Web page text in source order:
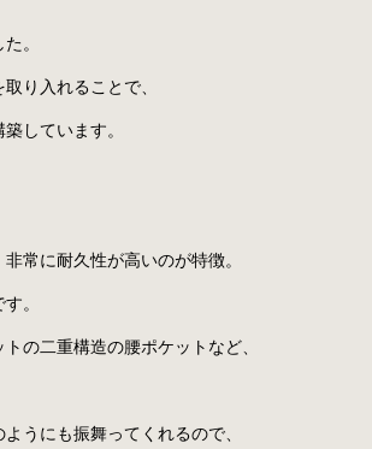
。
り入れることで、
しています。
常に耐久性が高いのが特徴。
。
の二重構造の腰ポケットなど、
うにも振舞ってくれるので、